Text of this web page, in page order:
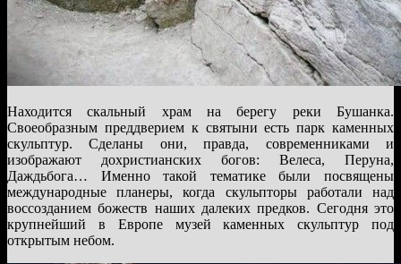
Находится скальный храм на берегу реки Бушанка.
Своеобразным преддверием к святыни есть парк каменных
скульптур. Сделаны они, правда, современниками и
изображают дохристианских богов: Велеса, Перуна,
Даждьбога… Именно такой тематике были посвящены
международные планеры, когда скульпторы работали над
воссозданием божеств наших далеких предков. Сегодня это
крупнейший в Европе музей каменных скульптур под
открытым небом.